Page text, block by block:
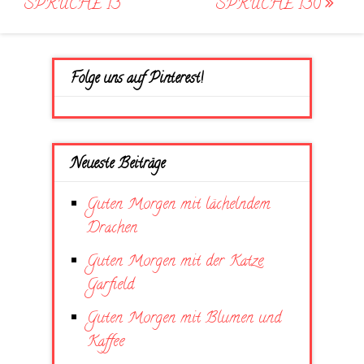
SPRÜCHE 13
SPRÜCHE 130
Folge uns auf Pinterest!
Neueste Beiträge
Guten Morgen mit lächelndem
Drachen
Guten Morgen mit der Katze
Garfield
Guten Morgen mit Blumen und
Kaffee